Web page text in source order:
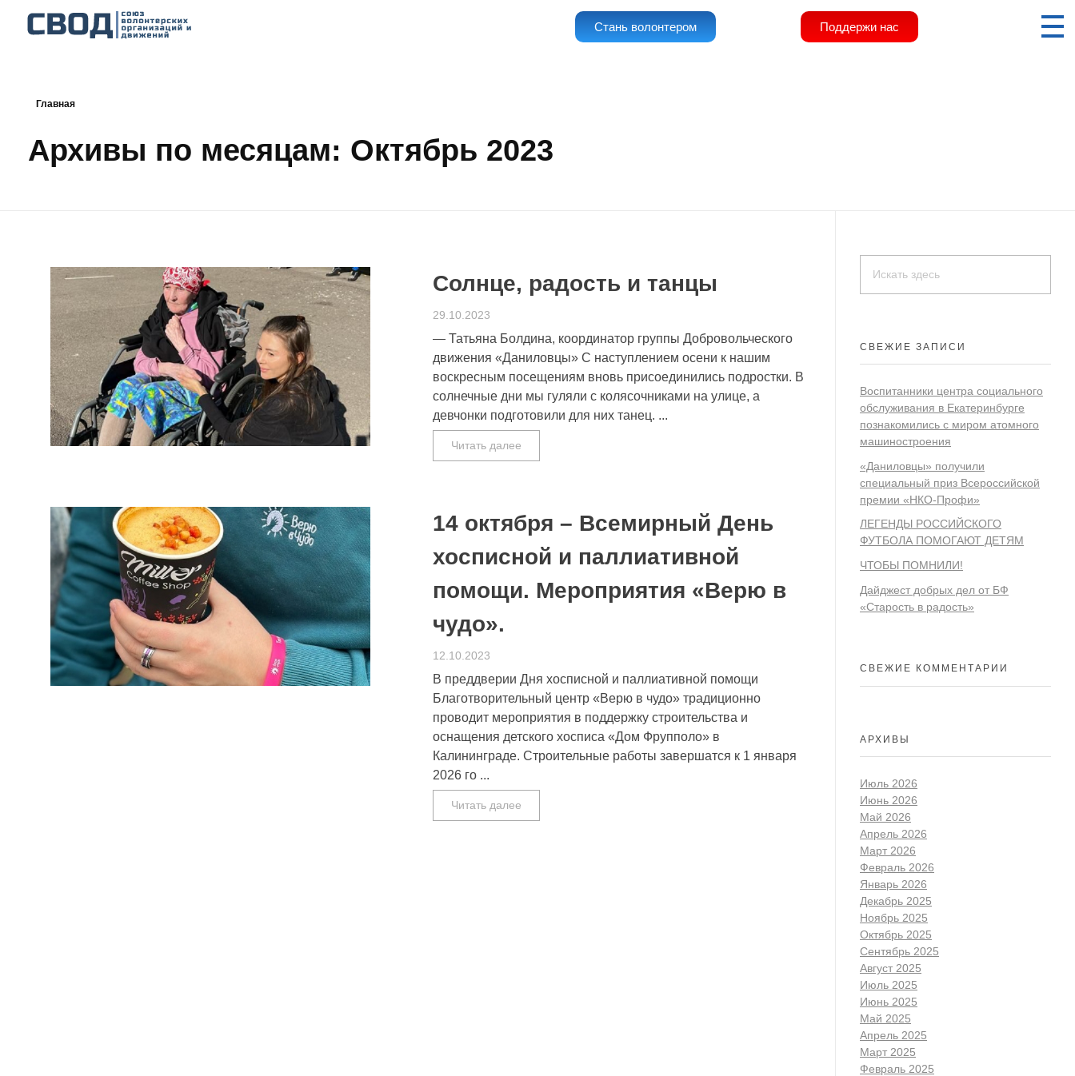
Стань волонтером Поддержи нас
Главная
Архивы по месяцам: Октябрь 2023
Солнце, радость и танцы
29.10.2023
— Татьяна Болдина, координатор группы Добровольческого
движения «Даниловцы» С наступлением осени к нашим
воскресным посещениям вновь присоединились подростки. В
солнечные дни мы гуляли с колясочниками на улице, а
девчонки подготовили для них танец. ...
Читать далее
14 октября – Всемирный День
хосписной и паллиативной
помощи. Мероприятия «Верю в
чудо».
12.10.2023
В преддверии Дня хосписной и паллиативной помощи
Благотворительный центр «Верю в чудо» традиционно
проводит мероприятия в поддержку строительства и
оснащения детского хосписа «Дом Фрупполо» в
Калининграде. Строительные работы завершатся к 1 января
2026 го ...
Читать далее
СВЕЖИЕ ЗАПИСИ
Воспитанники центра социального
обслуживания в Екатеринбурге
познакомились с миром атомного
машиностроения
«Даниловцы» получили
специальный приз Всероссийской
премии «НКО-Профи»
ЛЕГЕНДЫ РОССИЙСКОГО
ФУТБОЛА ПОМОГАЮТ ДЕТЯМ
ЧТОБЫ ПОМНИЛИ!
Дайджест добрых дел от БФ
«Старость в радость»
СВЕЖИЕ КОММЕНТАРИИ
АРХИВЫ
Июль 2026
Июнь 2026
Май 2026
Апрель 2026
Март 2026
Февраль 2026
Январь 2026
Декабрь 2025
Ноябрь 2025
Октябрь 2025
Сентябрь 2025
Август 2025
Июль 2025
Июнь 2025
Май 2025
Апрель 2025
Март 2025
Февраль 2025